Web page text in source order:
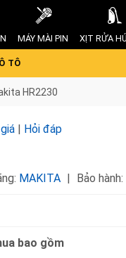
MÁY MÀI PIN XỊT RỬA
TÔ
HR2230
| Hỏi đáp
MAKITA Bảo
bao gồm